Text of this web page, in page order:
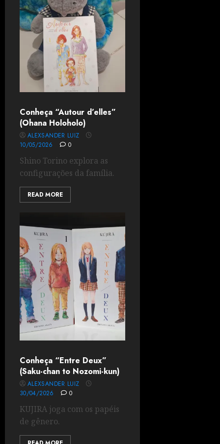
Conheça “Autour d’elles”
(Ohana Holoholo)
ALEXSANDER LUIZ
10/05/2026
0
Shino Torino explora as
configurações da família.
READ MORE
Conheça “Entre Deux”
(Saku-chan to Nozomi-kun)
ALEXSANDER LUIZ
30/04/2026
0
KUJIRA joga com os papéis
de gênero.